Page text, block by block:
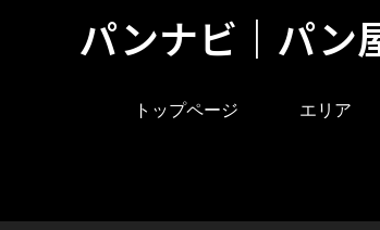
パンナビ｜パン
トップページ エリア